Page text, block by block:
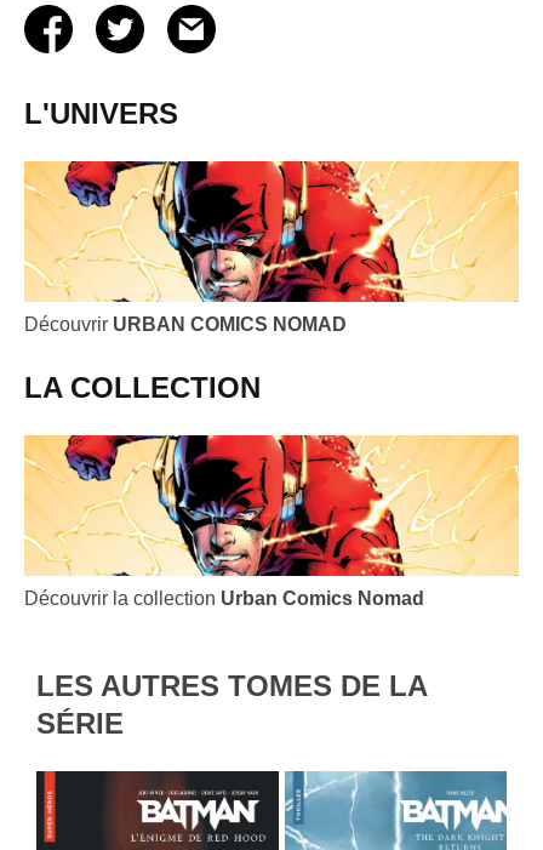
L'UNIVERS
Découvrir URBAN COMICS NOMAD
LA COLLECTION
Découvrir la collection Urban Comics Nomad
LES AUTRES TOMES DE LA
SÉRIE